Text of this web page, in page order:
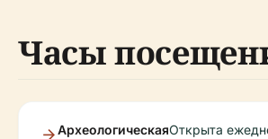
Часы
АрхеологическаяОткрыта